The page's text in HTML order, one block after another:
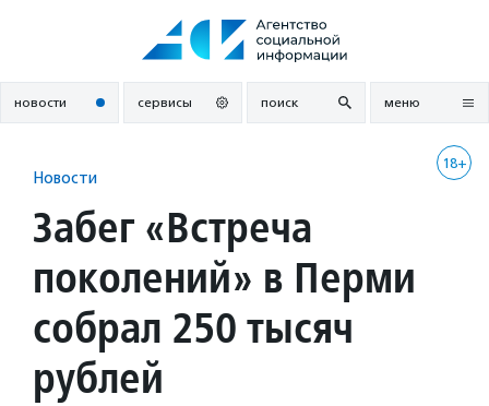
новости сервисы поиск меню
18+
Новости
Забег «Встреча
поколений» в Перми
собрал 250 тысяч
рублей